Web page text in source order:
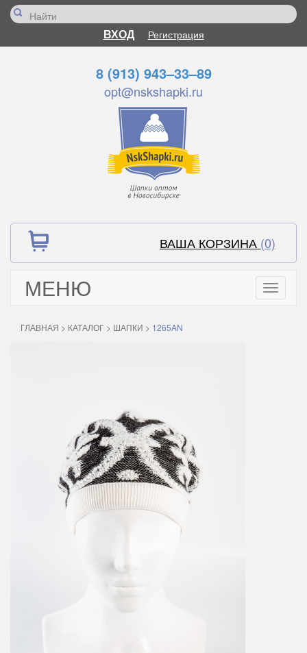
ВХОД Регистрация
8 (913) 943–33–89
opt@nskshapki.ru
ВАША КОРЗИНА (0)
МЕНЮ
Toggle
ГЛАВНАЯ > КАТАЛОГ > ШАПКИ > 1265AN